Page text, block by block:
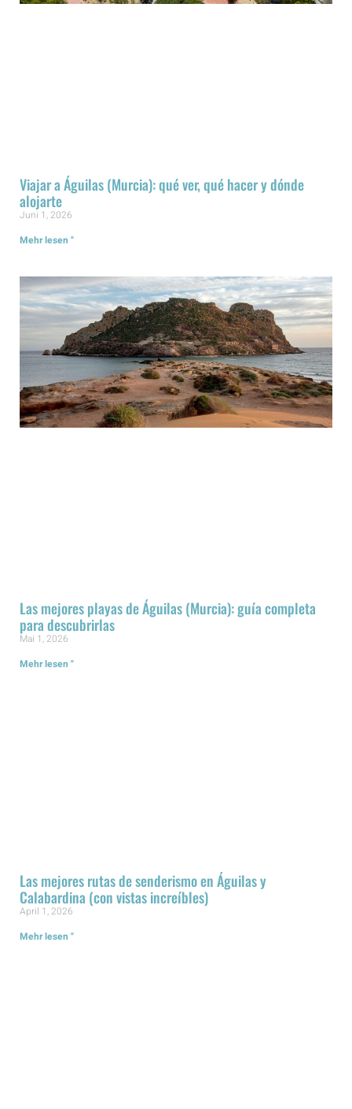
Viajar a Águilas (Murcia): qué ver, qué hacer y dónde
alojarte
Juni 1, 2026
Mehr lesen "
Las mejores playas de Águilas (Murcia): guía completa
para descubrirlas
Mai 1, 2026
Mehr lesen "
Las mejores rutas de senderismo en Águilas y
Calabardina (con vistas increíbles)
April 1, 2026
Mehr lesen "